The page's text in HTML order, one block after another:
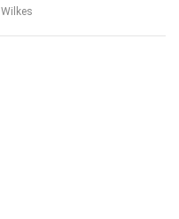
Wilkes